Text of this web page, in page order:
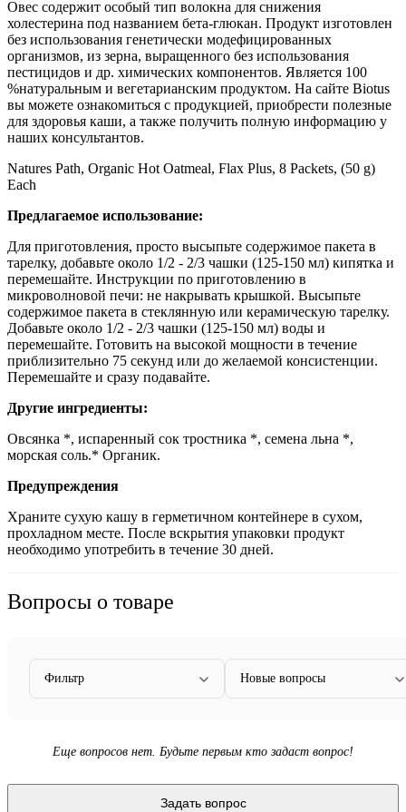
Овес содержит особый тип волокна для снижения
холестерина под названием бета-глюкан. Продукт изготовлен
без использования генетически модефицированных
организмов, из зерна, выращенного без использования
пестицидов и др. химических компонентов. Является 100
%натуральным и вегетарианским продуктом. На сайте Biotus
вы можете ознакомиться с продукцией, приобрести полезные
для здоровья каши, а также получить полную информацию у
наших консультантов.
Natures Path, Organic Hot Oatmeal, Flax Plus, 8 Packets, (50 g)
Each
Предлагаемое использование:
Для приготовления, просто высыпьте содержимое пакета в
тарелку, добавьте около 1/2 - 2/3 чашки (125-150 мл) кипятка и
перемешайте. Инструкции по приготовлению в
микроволновой печи: не накрывать крышкой. Высыпьте
содержимое пакета в стеклянную или керамическую тарелку.
Добавьте около 1/2 - 2/3 чашки (125-150 мл) воды и
перемешайте. Готовить на высокой мощности в течение
приблизительно 75 секунд или до желаемой консистенции.
Перемешайте и сразу подавайте.
Другие ингредиенты:
Овсянка *, испаренный сок тростника *, семена льна *,
морская соль.* Органик.
Предупреждения
Храните сухую кашу в герметичном контейнере в сухом,
прохладном месте. После вскрытия упаковки продукт
необходимо употребить в течение 30 дней.
Вопросы о товаре
Фильтр Новые вопросы
Еще вопросов нет. Будьте первым кто задаст вопрос!
Задать вопрос